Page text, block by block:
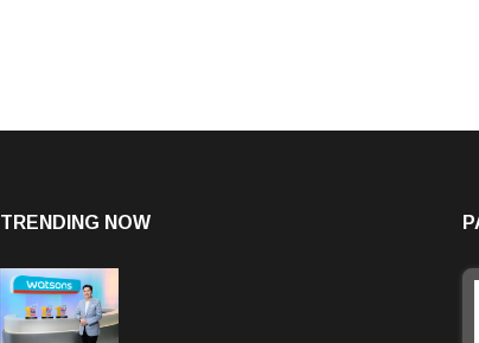
TRENDING NOW